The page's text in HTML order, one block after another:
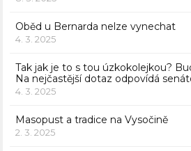
Oběd u Bernarda nelze vynechat
4. 3. 2025
Tak jak je to s tou úzkokolejkou?
Na nejčastější dotaz odpovídá
4. 3. 2025
Masopust a tradice na Vysočině
2. 3. 2025